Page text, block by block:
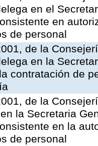
en el
en
de personal
de la
en la
contratación de
de la
la Secretaria
en la
de personal